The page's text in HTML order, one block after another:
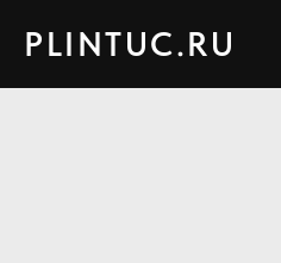
PLINTUC.RU